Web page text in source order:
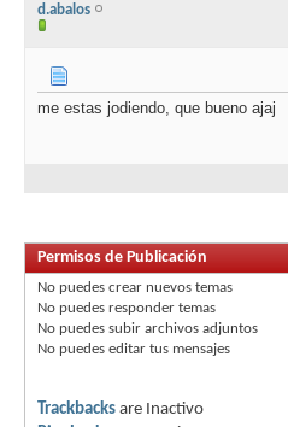
d.abalos
me estas jodiendo, que bueno ajaj
Permisos de Publicación
No puedes crear nuevos temas
No puedes responder temas
No puedes subir archivos adjuntos
No puedes editar tus mensajes
Trackbacks are Inactivo